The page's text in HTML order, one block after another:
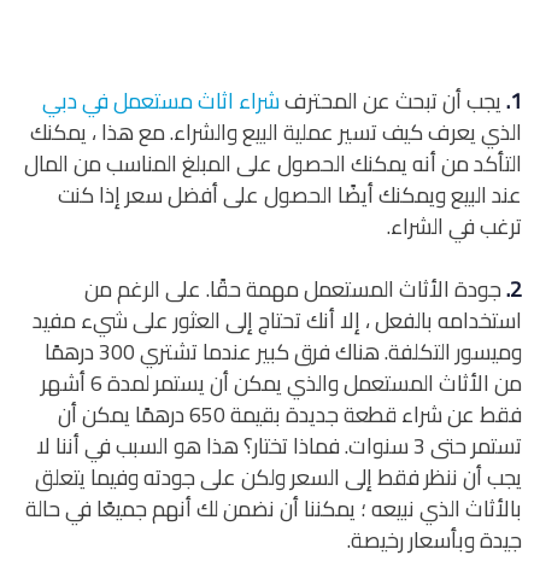
1. يجب أن تبحث عن المحترفشراء اثاث مستعمل في دبي
الذي يعرف كيف تسير عملية البيع والشراء. مع هذا ، يمكنك
التأكد من أنه يمكنك الحصول على المبلغ المناسب من المال
عند البيع ويمكنك أيضًا الحصول على أفضل سعر إذا كنت
ترغب في الشراء.
2. جودة الأثاث المستعمل مهمة حقًا. على الرغم من
استخدامه بالفعل ، إلا أنك تحتاج إلى العثور على شيء مفيد
وميسور التكلفة. هناك فرق كبير عندما تشتري 300 درهمًا
من الأثاث المستعمل والذي يمكن أن يستمر لمدة 6 أشهر
فقط عن شراء قطعة جديدة بقيمة 650 درهمًا يمكن أن
تستمر حتى 3 سنوات. فماذا تختار؟ هذا هو السبب في أننا لا
يجب أن ننظر فقط إلى السعر ولكن على جودته وفيما يتعلق
بالأثاث الذي نبيعه ؛ يمكننا أن نضمن لك أنهم جميعًا في حالة
جيدة وبأسعار رخيصة.